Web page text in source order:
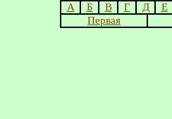
А Б В Г Д Е
Первая